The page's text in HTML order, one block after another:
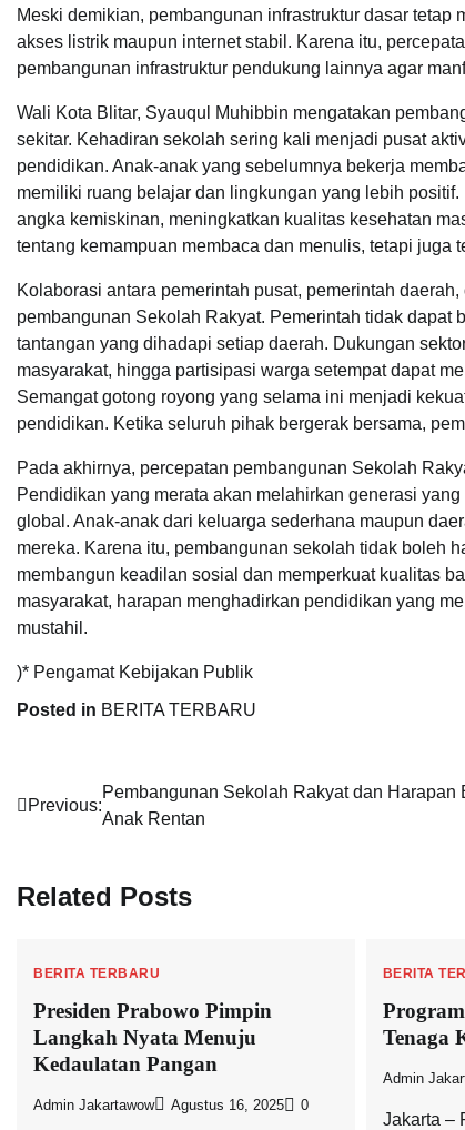
Meski demikian, pembangunan infrastruktur dasar
akses listrik maupun internet stabil. Karena itu,
pembangunan infrastruktur pendukung lainnya agar
Wali Kota Blitar, Syauqul Muhibbin mengatakan
sekitar. Kehadiran sekolah sering kali menjadi pusat
pendidikan. Anak-anak yang sebelumnya bekerja
memiliki ruang belajar dan lingkungan yang lebih
angka kemiskinan, meningkatkan kualitas kesehatan
tentang kemampuan membaca dan menulis, tetapi
Kolaborasi antara pemerintah pusat, pemerintah
pembangunan Sekolah Rakyat. Pemerintah tidak
tantangan yang dihadapi setiap daerah. Dukungan
masyarakat, hingga partisipasi warga setempat dapat
Semangat gotong royong yang selama ini menjadi
pendidikan. Ketika seluruh pihak bergerak bersama,
Pada akhirnya, percepatan pembangunan Sekolah
Pendidikan yang merata akan melahirkan generasi
global. Anak-anak dari keluarga sederhana maupun
mereka. Karena itu, pembangunan sekolah tidak boleh
membangun keadilan sosial dan memperkuat kualitas
masyarakat, harapan menghadirkan pendidikan yang
mustahil.
)* Pengamat Kebijakan Publik
Posted in BERITA TERBARU
Navigasi
Previous:
Pembangunan Sekolah Rakyat dan Harapan
Anak Rentan
Related Posts
BERITA TERBARU
Presiden Prabowo Pimpin
Langkah Nyata Menuju
Kedaulatan Pangan
Admin Jakartawow Agustus 16, 2025 0
BERITA
Tenaga
Admin
Jakarta –